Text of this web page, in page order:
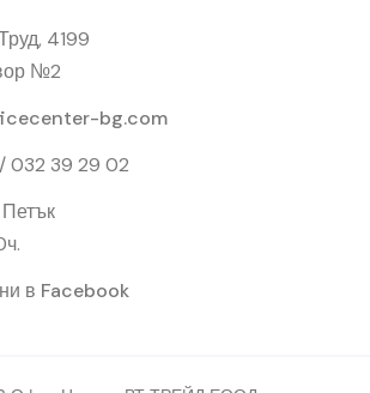
4199
№2
bg.com
032 39 29 02
в Facebook